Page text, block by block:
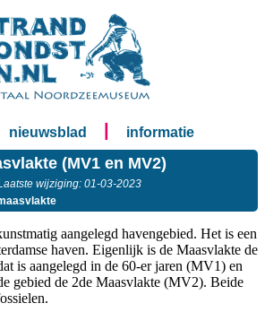
nieuwsblad informatie
(MV1 en MV2)
wijziging: 01-03-2023
aangelegd havengebied. Het is een
haven. Eigenlijk is de Maasvlakte de
is aangelegd in de 60-er jaren (MV1) en
gebied de 2de Maasvlakte (MV2). Beide